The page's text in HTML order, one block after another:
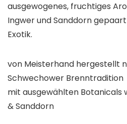
ausgewogenes, fruchtiges
Ingwer und Sanddorn
Exotik.
von Meisterhand hergestellt
Schwechower Brenntradition
mit ausgewählten Botanicals
& Sanddorn